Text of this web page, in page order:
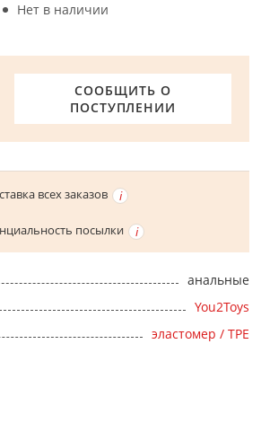
Нет в наличии
СООБЩИТЬ О
ПОСТУПЛЕНИИ
всех заказов
посылки
анальные
You2Toys
эластомер / TPE